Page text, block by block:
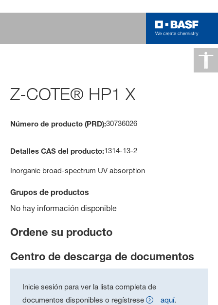
Z-COTE® HP1 X
Número de producto (PRD):30736026
Detalles CAS del producto:1314-13-2
Inorganic broad-spectrum UV absorption
Grupos de productos
No hay información disponible
Ordene su producto
Centro de descarga de documentos
Inicie sesión para ver la lista completa de
documentos disponibles o regístrese
aquí.